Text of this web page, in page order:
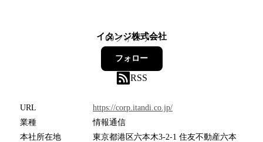
イタンジ株式会社
60フォロワー
フォロー
RSS
URL
https://corp.itandi.co.jp/
業種
情報通信
本社所在地
東京都港区六本木3-2-1 住友不動産六本